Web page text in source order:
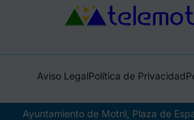
Aviso LegalPolítica de Privacidad
Ayuntamiento de Motril, Plaza de